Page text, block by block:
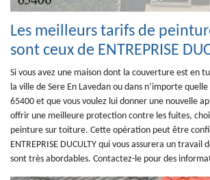
Les meilleurs tarifs de
sont ceux de ENTREPRISE
Si vous avez une maison dont la couverture est en
la ville de Sere En Lavedan ou dans n’importe
65400 et que vous voulez lui donner une nouvelle
offrir une meilleure protection contre les fuites,
peinture sur toiture. Cette opération peut être
ENTREPRISE DUCULTY qui vous assurera un travail
sont très abordables. Contactez-le pour des